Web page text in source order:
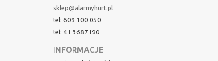
sklep@alarmyhurt.pl
tel: 609 100 050
tel: 41 3687190
INFORMACJE